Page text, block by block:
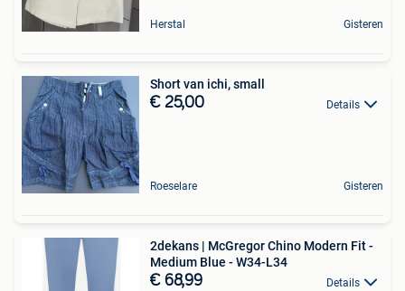
Herstal Gisteren
Short van ichi, small
€ 25,00 Details
Roeselare Gisteren
2dekans | McGregor Chino Modern Fit -
Medium Blue - W34-L34
€ 68,99 Details